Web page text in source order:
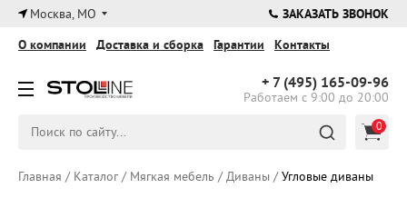
×
Москва, МО ЗАКАЗАТЬ ЗВОНОК
+ 7 (495) 165-09-96
Работаем с 9:00 до 20:00
О компании Доставка и сборка Гарантии Контакты
0
Главная / Каталог/ Мягкая мебель /Диваны /Угловые диваны